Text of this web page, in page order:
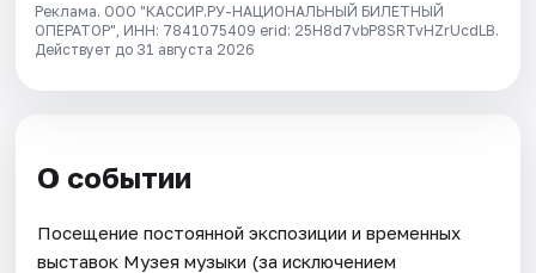
Реклама. ООО "КАССИР.РУ-НАЦИОНАЛЬНЫЙ БИЛЕТНЫЙ
ОПЕРАТОР", ИНН: 7841075409 erid: 25H8d7vbP8SRTvHZrUcdLB.
Действует до 31 августа 2026
О событии
Посещение постоянной экспозиции и временных
выставок Музея музыки (за исключением